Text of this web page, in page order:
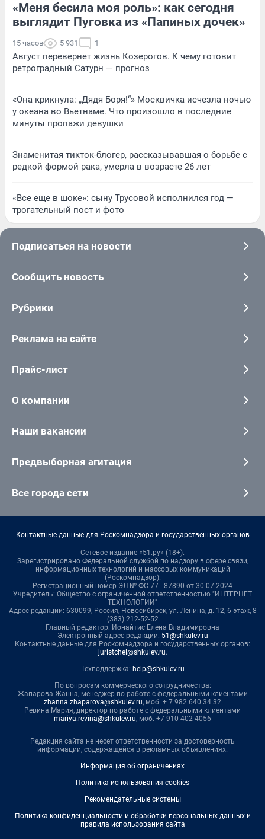
«Меня бесила моя роль»: как сегодня
выглядит Пуговка из «Папиных дочек»
15 часов 5 931 1
Август перевернет жизнь Козерогов. К чему готовит
ретроградный Сатурн — прогноз
«Она крикнула: „Дядя Боря!“» Москвичка исчезла ночью
у океана во Вьетнаме. Что произошло в последние
минуты пропажи девушки
Знаменитая тикток-блогер, рассказывавшая о борьбе с
редкой формой рака, умерла в возрасте 26 лет
«Все еще в шоке»: сыну Трусовой исполнился год —
трогательный пост и фото
Подписаться на новости
Сообщить новость
Рубрики
Реклама на сайте
Прайс-лист
О компании
Наши вакансии
Предвыборная агитация
Все города сети
Контактные данные для Роскомнадзора и государственных органов
Сетевое издание «51.ру» (18+).
Зарегистрировано Федеральной службой по надзору в сфере связи,
информационных технологий и массовых коммуникаций
(Роскомнадзор).
Регистрационный номер ЭЛ № ФС 77 - 87890 от 30.07.2024
Учредитель: Общество с ограниченной ответственностью "ИНТЕРНЕТ
ТЕХНОЛОГИИ"
Адрес редакции: 630099, Россия, Новосибирск, ул. Ленина, д. 12, 6 этаж, 8
(383) 212-52-52
Главный редактор: Ионайтис Елена Владимировна
Электронный адрес редакции: 51@shkulev.ru
Контактные данные для Роскомнадзора и государственных органов:
juristchel@shkulev.ru.
Техподдержка: help@shkulev.ru
По вопросам коммерческого сотрудничества:
Жапарова Жанна, менеджер по работе с федеральными клиентами
zhanna.zhaparova@shkulev.ru, моб. + 7 982 640 34 32
Ревина Мария, директор по работе с федеральными клиентами
mariya.revina@shkulev.ru, моб. +7 910 402 4056
Редакция сайта не несет ответственности за достоверность
информации, содержащейся в рекламных объявлениях.
Информация об ограничениях
Политика использования cookies
Рекомендательные системы
Политика конфиденциальности и обработки персональных данных и
правила использования сайта